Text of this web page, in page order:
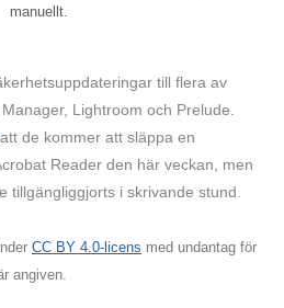
manuellt.
till flera av
Lightroom och Prelude.
att de kommer att släppa en
Reader den här veckan, men
tillgängliggjorts i skrivande stund.
CC BY 4.0-licens med undantag för
angiven.